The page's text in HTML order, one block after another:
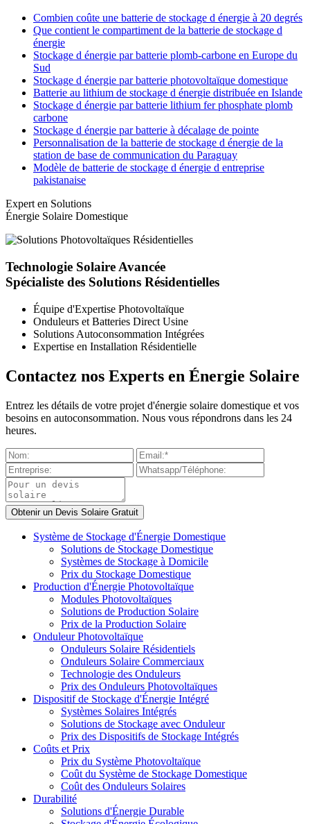
Combien coûte une batterie de stockage d énergie à 20 degrés
Que contient le compartiment de la batterie de stockage d
énergie
Stockage d énergie par batterie plomb-carbone en Europe du
Sud
Stockage d énergie par batterie photovoltaïque domestique
Batterie au lithium de stockage d énergie distribuée en Islande
Stockage d énergie par batterie lithium fer phosphate plomb
carbone
Stockage d énergie par batterie à décalage de pointe
Personnalisation de la batterie de stockage d énergie de la
station de base de communication du Paraguay
Modèle de batterie de stockage d énergie d entreprise
pakistanaise
Expert en Solutions
Énergie Solaire Domestique
Technologie Solaire Avancée
Spécialiste des Solutions Résidentielles
Équipe d'Expertise Photovoltaïque
Onduleurs et Batteries Direct Usine
Solutions Autoconsommation Intégrées
Expertise en Installation Résidentielle
Contactez nos Experts en Énergie Solaire
Entrez les détails de votre projet d'énergie solaire domestique et vos
besoins en autoconsommation. Nous vous répondrons dans les 24
heures.
Système de Stockage d'Énergie Domestique
Solutions de Stockage Domestique
Systèmes de Stockage à Domicile
Prix du Stockage Domestique
Production d'Énergie Photovoltaïque
Modules Photovoltaïques
Solutions de Production Solaire
Prix de la Production Solaire
Onduleur Photovoltaïque
Onduleurs Solaire Résidentiels
Onduleurs Solaire Commerciaux
Technologie des Onduleurs
Prix des Onduleurs Photovoltaïques
Dispositif de Stockage d'Énergie Intégré
Systèmes Solaires Intégrés
Solutions de Stockage avec Onduleur
Prix des Dispositifs de Stockage Intégrés
Coûts et Prix
Prix du Système Photovoltaïque
Coût du Système de Stockage Domestique
Coût des Onduleurs Solaires
Durabilité
Solutions d'Énergie Durable